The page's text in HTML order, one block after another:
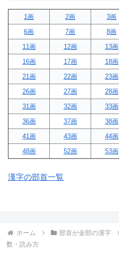
1画 2画 3画
6画
7画 8画
11画
12画 13画
16画
17画 18画
21画
22画 23画
26画
27画 28画
31画
32画 33画
36画
37画 38画
41画
43画 44画
48画
52画 53画
漢字の部首一覧
ホーム 部首が金部の漢字
数・読み方